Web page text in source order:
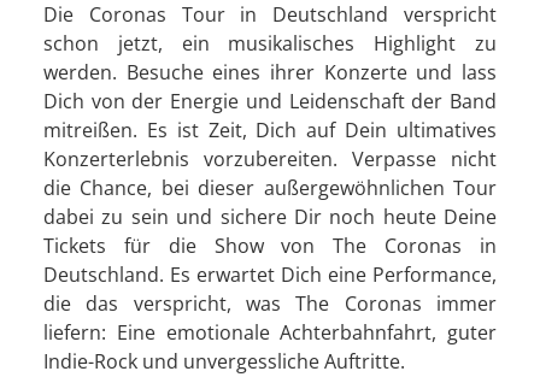
Die Coronas Tour in Deutschland verspricht
schon jetzt, ein musikalisches Highlight zu
werden. Besuche eines ihrer Konzerte und lass
Dich von der Energie und Leidenschaft der Band
mitreißen. Es ist Zeit, Dich auf Dein ultimatives
Konzerterlebnis vorzubereiten. Verpasse nicht
die Chance, bei dieser außergewöhnlichen Tour
dabei zu sein und sichere Dir noch heute Deine
Tickets für die Show von The Coronas in
Deutschland. Es erwartet Dich eine Performance,
die das verspricht, was The Coronas immer
liefern: Eine emotionale Achterbahnfahrt, guter
Indie-Rock und unvergessliche Auftritte.